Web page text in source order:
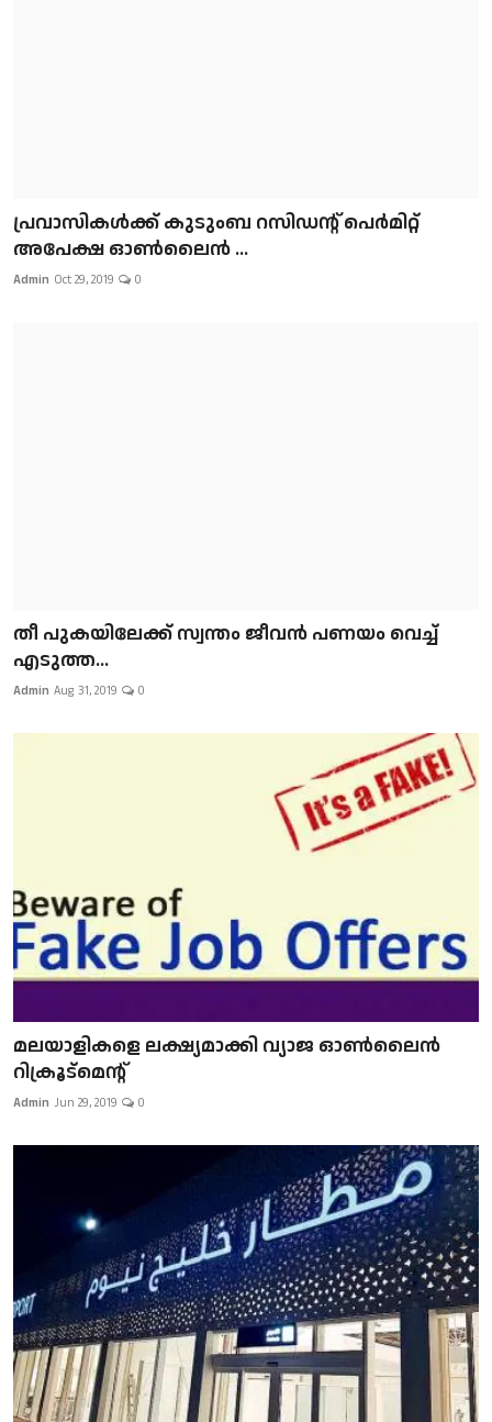
പ്രവാസികള്‍ക്ക് കുടുംബ റസിഡന്റ് പെർമിറ്റ്
അപേക്ഷ ഓൺലൈൻ ...
Admin Oct 29, 2019 0
​​​​​​​തീ പുകയിലേക്ക് സ്വന്തം ജീവന്‍ പണയം വെച്ച്
എടുത്ത...
Admin Aug 31, 2019 0
മലയാളികളെ ലക്ഷ്യമാക്കി വ്യാജ ഓൺലൈൻ
റിക്രൂട്മെന്റ്
Admin Jun 29, 2019 0